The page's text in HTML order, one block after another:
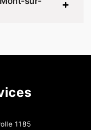
1185